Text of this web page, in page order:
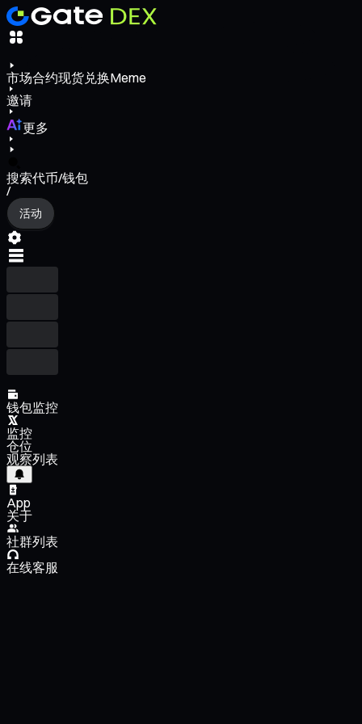
市场合约现货兑换Meme
邀请
更多
搜索代币/钱包
/
活动
钱包监控
监控
仓位
观察列表
App
关于
社群列表
在线客服